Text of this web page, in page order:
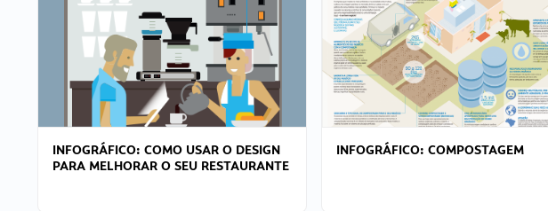
INFOGRÁFICO: COMO USAR O DESIGN
PARA MELHORAR O SEU RESTAURANTE
INFOGRÁFICO: COMPOSTAGEM